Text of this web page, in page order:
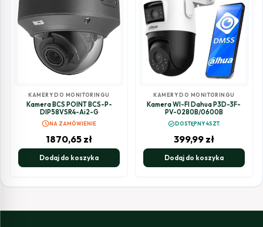
KAMERY DO MONITORINGU
Kamera BCS POINT BCS-P-
DIP58VSR4-Ai2-G
scheduleNA ZAMÓWIENIE
1870,65 zł
Dodaj do koszyka
KAMERY DO MONITORINGU
Kamera WI-FI Dahua P3D-3F-
PV-0280B/0600B
check_circleDOSTĘPNY 4SZT.
399,99 zł
Dodaj do koszyka